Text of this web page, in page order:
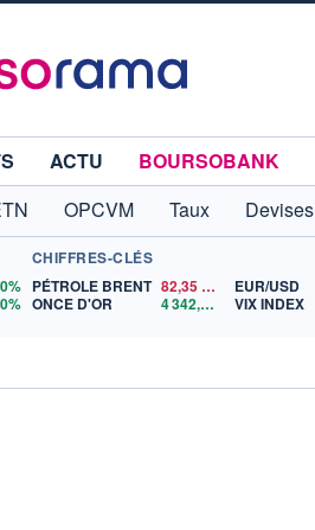
ACTU
BOURSOBANK
OPCVM Taux Devises
CHIFFRES-CLÉS
PÉTROLE BRENT 82,35
ONCE D'OR
4 342,26 $US
EUR/USD
VIX INDEX